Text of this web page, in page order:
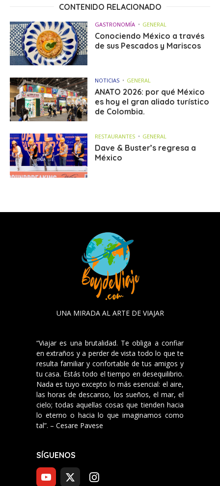
CONTENIDO RELACIONADO
GASTRONOMÍA GENERAL
Conociendo México a través
de sus Pescados y Mariscos
NOTICIAS GENERAL
ANATO 2026: por qué México
es hoy el gran aliado turístico
de Colombia.
RESTAURANTES GENERAL
Dave & Buster’s regresa a
México
UNA MIRADA AL ARTE DE VIAJAR
“Viajar es una brutalidad. Te obliga a confiar
en extraños y a perder de vista todo lo que te
resulta familiar y confortable de tus amigos y
tu casa. Estás todo el tiempo en desequilibrio.
Nada es tuyo excepto lo más esencial: el aire,
las horas de descanso, los sueños, el mar, el
cielo; todas aquellas cosas que tienden hacia
lo eterno o hacia lo que imaginamos como
tal”. – Cesare Pavese
SÍGUENOS